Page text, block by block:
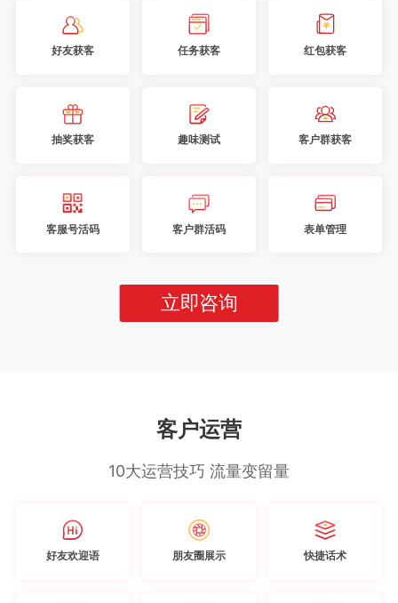
好友获客 任务获客 红包获客
抽奖获客 趣味测试 客户群获客
客服号活码 客户群活码 表单管理
立即咨询
客户运营
10大运营技巧 流量变留量
好友欢迎语 朋友圈展示 快捷话术